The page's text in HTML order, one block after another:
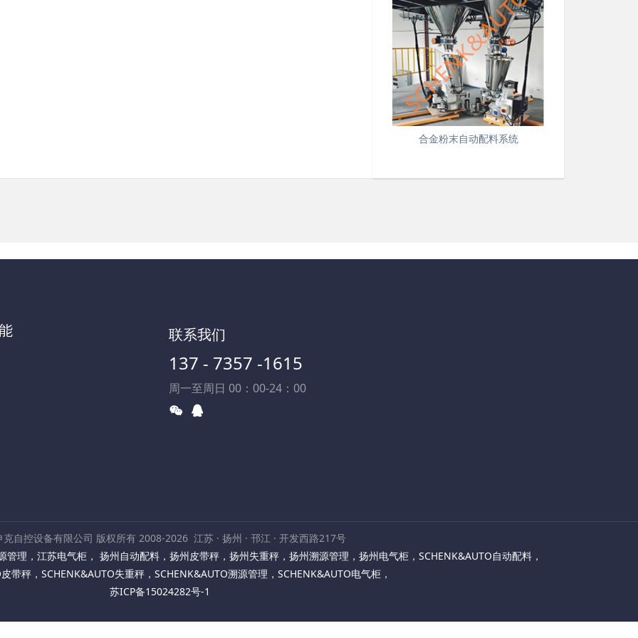
合金粉末自动配料系统
联系我们
137 - 7357 -1615
周一至周日 00：00-24：00
克自控设备有限公司 版权所有 2008-2026 江苏 · 扬州 · 邗江 · 开发西路217号
管理 ， 江苏电气柜， 扬州自动配料， 扬州皮带秤， 扬州失重秤， 扬州溯源管理 ， 扬州电气柜， SCHENK&AUTO自动配料，
带秤 ， SCHENK&AUTO失重秤 ， SCHENK&AUTO溯源管理 ， SCHENK&AUTO电气柜 ，
苏ICP备15024282号-1